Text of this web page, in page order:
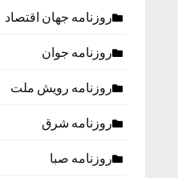
روزنامه جهان اقتصاد
روزنامه جوان
روزنامه رویش ملت
روزنامه شرق
روزنامه صبا